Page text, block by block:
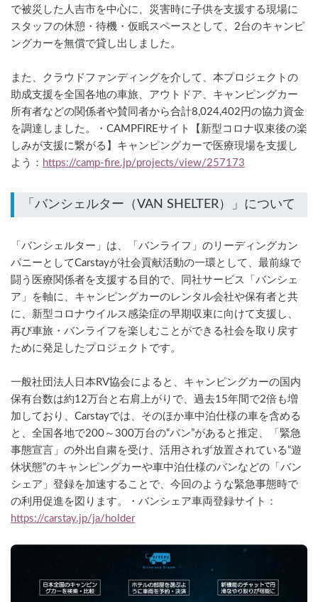
で被災した人吉市を中心に、災害時に子供を支援する現場に
スタッフの休憩・待機・仮眠スペースとして、2台のキャンピ
ングカーを無償で貸し出しました。
また、クラウドファンディングを介して、本プロジェクトの
助成支援を全国各地の車旅、アウトドア、キャンピングカー
所有者などの関係者や賛同者から合計8,024,402円の協力資金
を調達しました。・CAMPFIREサイト【新型コロナ収束後の楽
しみが支援に繋がる】キャンピングカーで医療現場を支援し
よう： https://camp-fire.jp/projects/view/257173
「バンシェルター」は、「バンライフ」のリーディングカン
パニーとしてCarstayが社会貢献活動の一環として、最前線で
闘う医療関係者を支援する目的で、同社サービス「バンシェ
ア」を軸に、キャンピングカーのレンタル会社や保有者と共
に、新型コロナウイルス感染症の早期収束に向けて支援し、
再び車旅・バンライフを楽しむことができる社会を取り戻す
ために発足したプロジェクトです。
一般社団法人日本RV協会によると、キャンピングカーの国内
保有台数は約12万台と右肩上がりで、過去15年間で2倍も増
加しており、Carstayでは、そのほか車中泊仕様の車を含める
と、全国各地で200～300万台の“バン”があると推定、「緊急
事態宣言」の外出自粛を受け、活用されず放置されている“遊
休状態”のキャンピングカーや車中泊仕様のバンなどの「バン
シェア」登録を加速することで、今回のような緊急事態時で
の利用促進を図ります。・バンシェア車両登録サイト：
https://carstay.jp/ja/holder